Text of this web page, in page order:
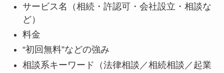
サービス名（相続・許認可・会社設立・相談な
ど）
料金
“初回無料”などの強み
相談系キーワード（法律相談／相続相談／起業